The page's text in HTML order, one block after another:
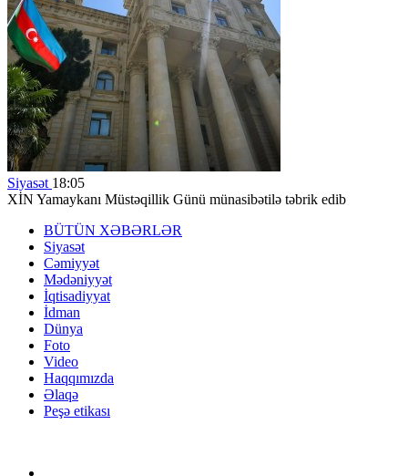
Siyasət 18:05
XİN Yamaykanı Müstəqillik Günü münasibətilə təbrik edib
BÜTÜN XƏBƏRLƏR
Siyasət
Cəmiyyət
Mədəniyyət
İqtisadiyyat
İdman
Dünya
Foto
Video
Haqqımızda
Əlaqə
Peşə etikası